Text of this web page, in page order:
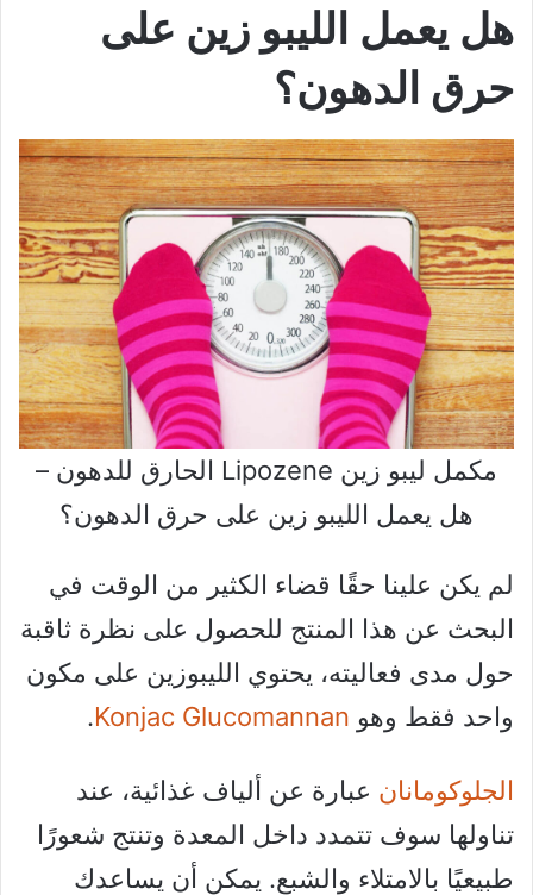
هل يعمل الليبو زين على
حرق الدهون؟
مكمل ليبو زين Lipozene الحارق للدهون –
هل يعمل الليبو زين على حرق الدهون؟
لم يكن علينا حقًا قضاء الكثير من الوقت في
البحث عن هذا المنتج للحصول على نظرة ثاقبة
حول مدى فعاليته، يحتوي الليبوزين على مكون
واحد فقط وهو Konjac Glucomannan
.
الجلوكومانان عبارة عن ألياف غذائية، عند
تناولها سوف تتمدد داخل المعدة وتنتج شعورًا
طبيعيًا بالامتلاء والشبع. يمكن أن يساعدك